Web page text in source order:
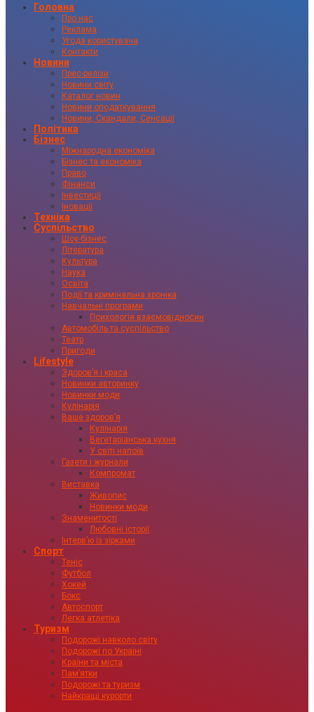
Головна
Про нас
Реклама
Угода користувача
Контакти
Новини
Прес-релізи
Новини світу
Каталог новин
Новини оподаткування
Новини, Скандали, Сенсації
Політика
Бізнес
Міжнародна економіка
Бізнес та економіка
Право
Фінанси
Інвестиції
Іновації
Техніка
Суспільство
Шоу-бізнес
Література
Культура
Наука
Освіта
Події та кримінальна хроніка
Навчальні програми
Психологія взаємовідносин
Автомобіль та суспільство
Театр
Пригоди
Lifestyle
Здоровʼя і краса
Новинки авторинку
Новинки моди
Кулінарія
Ваше здоровʼя
Кулінарія
Вегетаріанська кухня
У світі напоїв
Газети і журнали
Компромат
Виставка
Живопис
Новинки моди
Знаменитості
Любовні історії
Інтервʼю із зірками
Спорт
Теніс
Футбол
Хокей
Бокс
Автоспорт
Легка атлетіка
Туризм
Подорожі навколо світу
Подорожі по Україні
Країни та міста
Пам’ятки
Подорожі та туризм
Найкращі курорти